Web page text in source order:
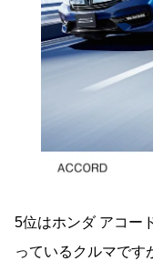
5位はホンダ アコー
っているクルマです